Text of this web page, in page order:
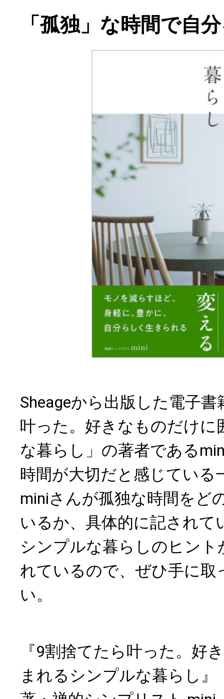
「孤独」な時間で自
Sheageから出版した電子
叶った。好きなものだけに
な暮らし」の著者である
時間が大切だと感じている
miniさんが孤独な時間をど
いるか、具体的に記されて
シンプルな暮らしのヒン
れているので、ぜひ手に取
い。
『9割捨てたら叶った。好
まれるシンプルな暮らし』